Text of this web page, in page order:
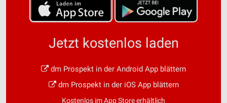
Jetzt kostenlos laden
dm Prospekt in der Android App blättern
dm Prospekt in der iOS App blättern
Kostenlos im App Store erhältlich